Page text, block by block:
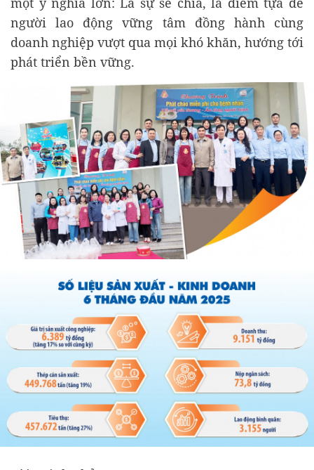
người lao động vững tâm đồng hành cùng
doanh nghiệp vượt qua mọi khó khăn, hướng tới
phát triển bền vững.